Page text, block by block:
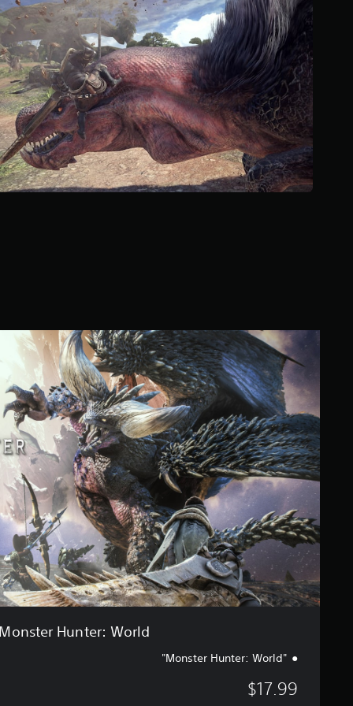
م
م
ن
5
ن
ج
و
م
م
ن
إ
ج
م
ف
م
ن
ا
ل
ق
ي
ي
م
ا
ت
M
e
r
H
u
n
t
e
r
:
W
o
r
l
d
Monster Hunter: World
"Monster Hunter: World"
$17.99